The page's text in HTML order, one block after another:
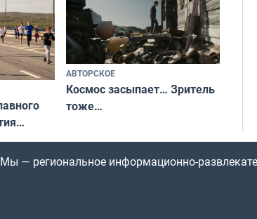
АВТОРСКОЕ
Космос засыпает… Зритель
тоже…
— региональное информационно-